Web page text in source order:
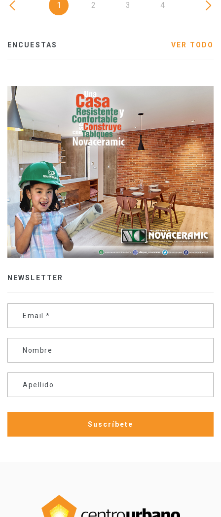
1 2 3 4
ENCUESTAS VER TODO
NEWSLETTER
Email *
Nombre
Apellido